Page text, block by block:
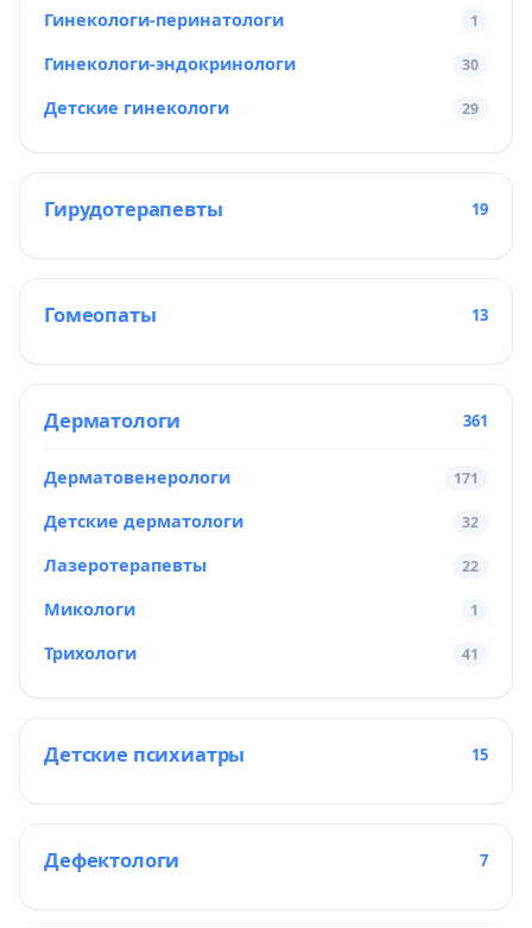
Гинекологи-перинатологи 1
Гинекологи-эндокринологи 30
Детские гинекологи 29
Гирудотерапевты 19
Гомеопаты 13
Дерматологи 361
Дерматовенерологи 171
Детские дерматологи 32
Лазеротерапевты 22
Микологи 1
Трихологи 41
Детские психиатры 15
Дефектологи 7